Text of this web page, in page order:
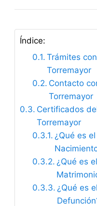
Índice:
Trámites
Torremayor
Contacto
Torremayor
Certificados
Torremayor
¿Qué es
¿Qué es
¿Qué es